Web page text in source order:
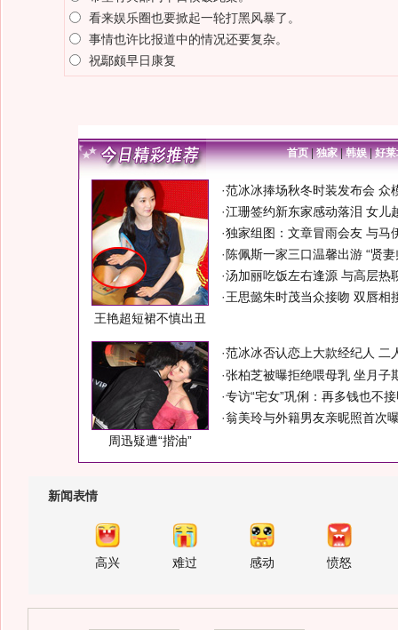
看来娱乐圈也要掀起一轮打黑风暴了。
事情也许比报道中的情况还要复杂。
祝鄢颇早日康复
首页|独家|韩娱|好
王艳超短裙不慎出丑
·范冰冰捧场秋冬时装发布会 众
·江珊签约新东家感动落泪 女儿
·独家组图：文章冒雨会友 与马
· 陈佩斯一家三口温馨出游 “贤
·汤加丽吃饭左右逢源 与高层热
·王思懿朱时茂当众接吻 双唇相
周迅疑遭“揩油”
·范冰冰否认恋上大款经纪人 二
·张柏芝被曝拒绝喂母乳 坐月子
·专访“宅女”巩俐：再多钱也不
·翁美玲与外籍男友亲昵照首次
新闻表情
高兴 难过 感动 愤怒